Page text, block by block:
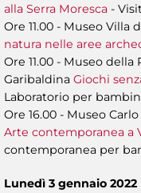
alla Serra Moresca -
Ore 11.00 - Museo Villa
natura nelle aree
Ore 11.00 - Museo
Garibaldina Giochi
Laboratorio per
Ore 16.00 - Museo
Arte contemporanea a
contemporanea per
Lunedì 3 gennaio 2022